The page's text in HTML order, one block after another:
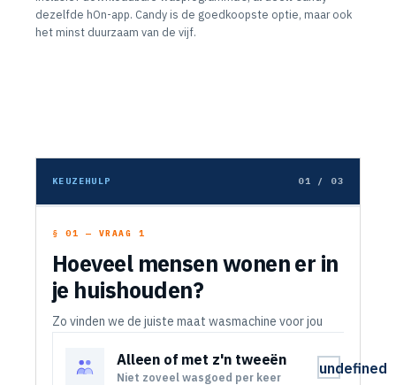
dezelfde hOn-app. Candy is de goedkoopste optie, maar ook
het minst duurzaam van de vijf.
KEUZEHULP 01 / 03
§ 01 — VRAAG 1
Hoeveel mensen wonen er in
je huishouden?
Zo vinden we de juiste maat wasmachine voor jou
undefined
Alleen of met z'n tweeën
Niet zoveel wasgoed per keer